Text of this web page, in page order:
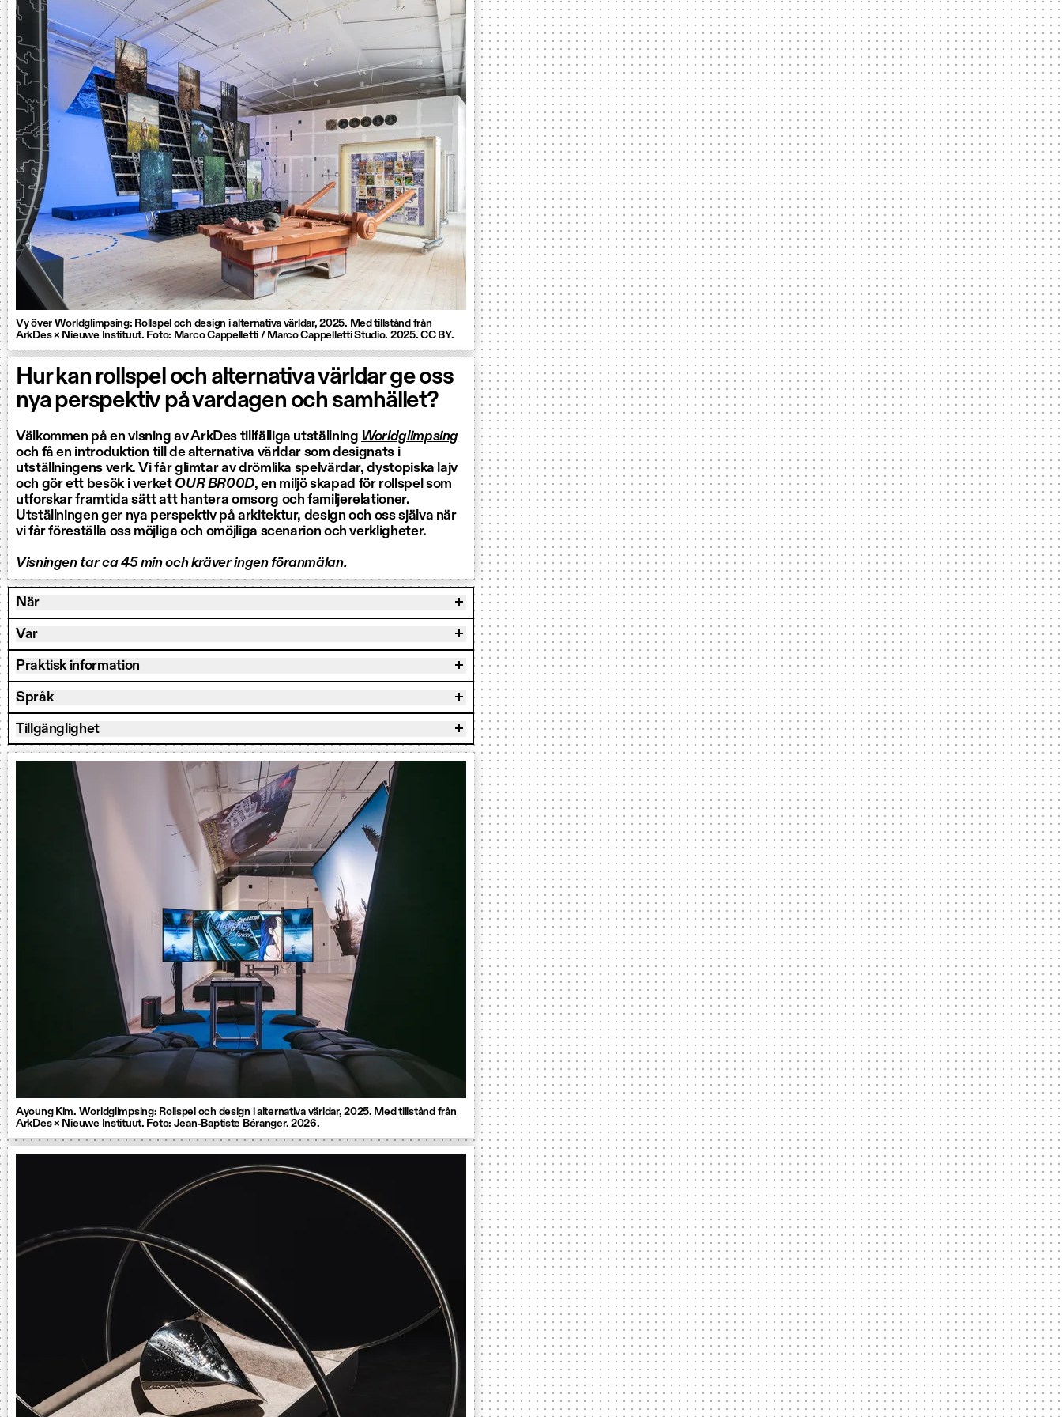
Vy över Worldglimpsing: Rollspel och design i alternativa världar, 2025. Med tillstånd från
ArkDes × Nieuwe Instituut. Foto: Marco Cappelletti / Marco Cappelletti Studio. 2025. CC BY.
Hur kan rollspel och alternativa världar ge oss
nya perspektiv på vardagen och samhället?
Välkommen på en visning av ArkDes tillfälliga utställning Worldglimpsing
och få en introduktion till de alternativa världar som designats i
utställningens verk. Vi får glimtar av drömlika spelvärdar, dystopiska lajv
och gör ett besök i verket OUR BR00D, en miljö skapad för rollspel som
utforskar framtida sätt att hantera omsorg och familjerelationer.
Utställningen ger nya perspektiv på arkitektur, design och oss själva när
vi får föreställa oss möjliga och omöjliga scenarion och verkligheter.
Visningen tar ca 45 min och kräver ingen föranmälan.
När
Var
Praktisk information
Språk
Tillgänglighet
Ayoung Kim. Worldglimpsing: Rollspel och design i alternativa världar, 2025. Med tillstånd från
ArkDes × Nieuwe Instituut. Foto: Jean-Baptiste Béranger. 2026.